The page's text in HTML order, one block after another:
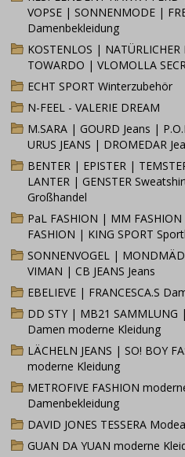
VOPSE | SONNENMODE |
Damenbekleidung
KOSTENLOS |
TOWARDO | VLOMOLLA
ECHT SPORT Winterzubehör
N-FEEL - VALERIE DREAM
M.SARA | GOURD Jeans |
URUS JEANS | DROMEDAR
BENTER | EPISTER |
LANTER | GENSTER
Großhandel
PaL FASHION | MM
FASHION | KING SPORT
SONNENVOGEL |
VIMAN | CB JEANS Jeans
EBELIEVE | FRANCESCA.S
DD STY | MB21 SAMMLUNG
Damen moderne Kleidung
LÄCHELN JEANS | SO! BOY
moderne Kleidung
METROFIVE FASHION
Damenbekleidung
DAVID JONES TESSERA
GUAN DA YUAN moderne